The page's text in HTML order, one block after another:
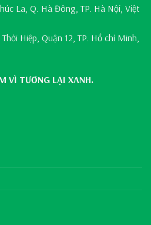
La, Q. Hà Đông, TP. Hà Nội, Việt
Thới Hiệp, Quận 12, TP. Hồ chí Minh,
VÌ TƯƠNG LẠI XANH.